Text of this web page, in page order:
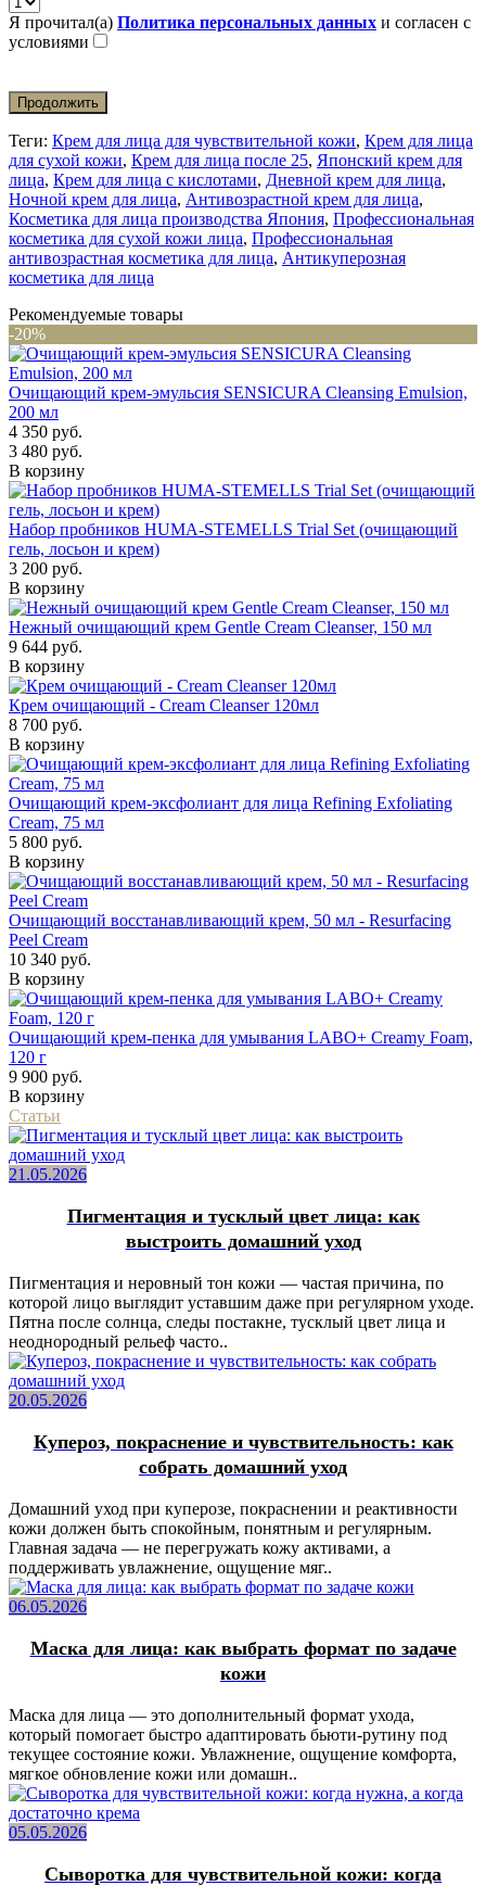
Я прочитал(а) Политика персональных данных и согласен с
условиями
Продолжить
Теги: Крем для лица для чувствительной кожи, Крем для лица
для сухой кожи, Крем для лица после 25, Японский крем для
лица, Крем для лица с кислотами, Дневной крем для лица,
Ночной крем для лица, Антивозрастной крем для лица,
Косметика для лица производства Япония, Профессиональная
косметика для сухой кожи лица, Профессиональная
антивозрастная косметика для лица, Антикуперозная
косметика для лица
Рекомендуемые товары
-20%
Очищающий крем-эмульсия SENSICURA Cleansing Emulsion,
200 мл
4 350 руб.
3 480 руб.
В корзину
Набор пробников HUMA‑STEMELLS Trial Set (очищающий
гель, лосьон и крем)
3 200 руб.
В корзину
Нежный очищающий крем Gentle Cream Cleanser, 150 мл
9 644 руб.
В корзину
Крем очищающий - Cream Cleanser 120мл
8 700 руб.
В корзину
Очищающий крем‑эксфолиант для лица Refining Exfoliating
Cream, 75 мл
5 800 руб.
В корзину
Очищающий восстанавливающий крем, 50 мл - Resurfacing
Peel Cream
10 340 руб.
В корзину
Очищающий крем‑пенка для умывания LABO+ Creamy Foam,
120 г
9 900 руб.
В корзину
Статьи
21.05.2026
Пигментация и тусклый цвет лица: как
выстроить домашний уход
Пигментация и неровный тон кожи — частая причина, по
которой лицо выглядит уставшим даже при регулярном уходе.
Пятна после солнца, следы постакне, тусклый цвет лица и
неоднородный рельеф часто..
20.05.2026
Купероз, покраснение и чувствительность: как
собрать домашний уход
Домашний уход при куперозе, покраснении и реактивности
кожи должен быть спокойным, понятным и регулярным.
Главная задача — не перегружать кожу активами, а
поддерживать увлажнение, ощущение мяг..
06.05.2026
Маска для лица: как выбрать формат по задаче
кожи
Маска для лица — это дополнительный формат ухода,
который помогает быстро адаптировать бьюти-рутину под
текущее состояние кожи. Увлажнение, ощущение комфорта,
мягкое обновление кожи или домашн..
05.05.2026
Сыворотка для чувствительной кожи: когда